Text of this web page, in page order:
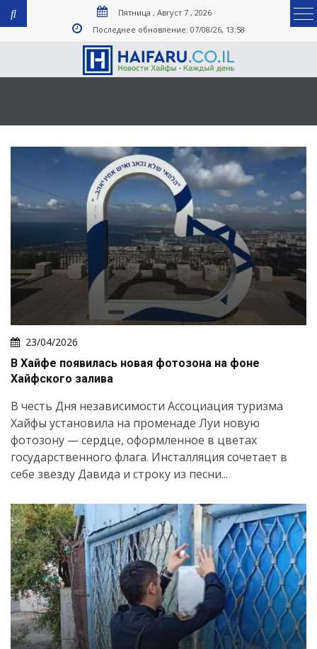
Пятница , Август 7 , 2026
Последнее обновление: 07/08/26, 13:58
23/04/2026
В Хайфе появилась новая фотозона на фоне
Хайфского залива
В честь Дня независимости Ассоциация туризма
Хайфы установила на променаде Луи новую
фотозону — сердце, оформленное в цветах
государственного флага. Инсталляция сочетает в
себе звезду Давида и строку из песни...